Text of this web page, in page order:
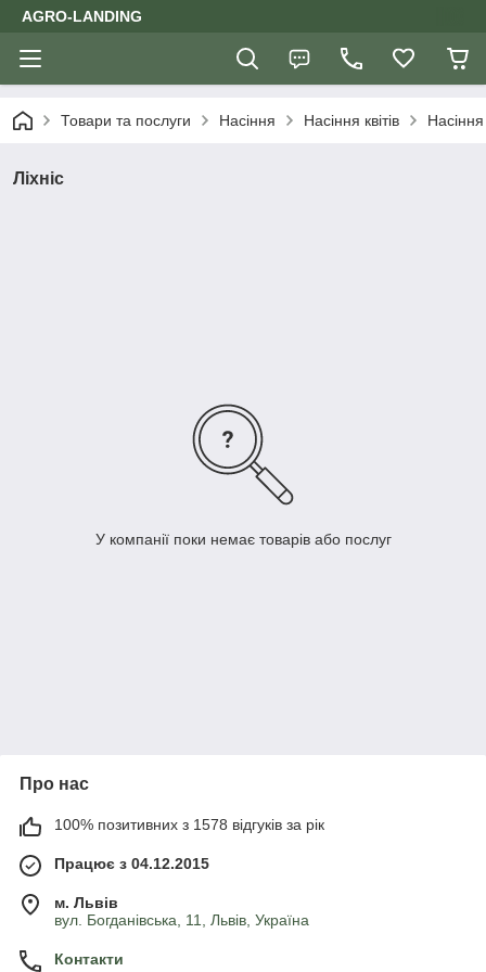
AGRO-LANDING
Товари та послуги Насіння Насіння квітів Насіння
Ліхніс
У компанії поки немає товарів або послуг
Про нас
100% позитивних з 1578 відгуків за рік
Працює з 04.12.2015
м. Львів
вул. Богданівська, 11, Львів, Україна
Контакти